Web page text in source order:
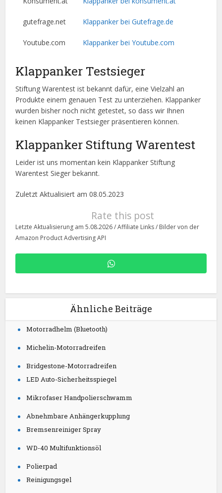
gutefrage.net Klappanker bei Gutefrage.de
Youtube.com Klappanker bei Youtube.com
Klappanker Testsieger
Stiftung Warentest ist bekannt dafür, eine Vielzahl an
Produkte einem genauen Test zu unterziehen. Klappanker
wurden bisher noch nicht getestet, so dass wir Ihnen
keinen Klappanker Testsieger präsentieren können.
Klappanker Stiftung Warentest
Leider ist uns momentan kein Klappanker Stiftung
Warentest Sieger bekannt.
Zuletzt Aktualisiert am 08.05.2023
Rate this post
Letzte Aktualisierung am 5.08.2026 / Affiliate Links / Bilder von der
Amazon Product Advertising API
Ähnliche Beiträge
Motorradhelm (Bluetooth)
Michelin-Motorradreifen
Bridgestone-Motorradreifen
LED Auto-Sicherheitsspiegel
Mikrofaser Handpolierschwamm
Abnehmbare Anhängerkupplung
Bremsenreiniger Spray
WD-40 Multifunktionsöl
Polierpad
Reinigungsgel